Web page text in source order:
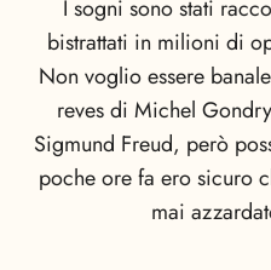
I sogni sono stati
bistrattati in milioni di
Non voglio essere
reves di Michel
Sigmund Freud, però
poche ore fa ero sicuro
mai